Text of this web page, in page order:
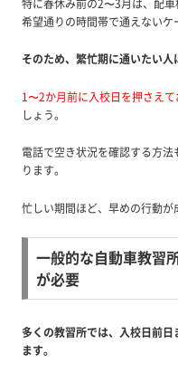
希望通りの時間帯で通えないケ
そのため、繁忙期に通いたい人
1〜2か月前に入校日を押さえ
しょう。
電話で空き状況を確認する方
ります。
忙しい期間ほど、早めの行動が
一般的な自動車教習
が必要
多くの教習所では、入校日前
ます。